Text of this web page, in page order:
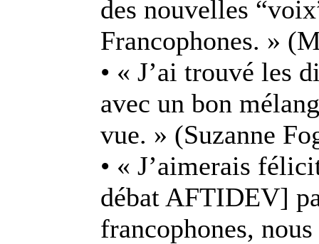
des nouvelles
Francophones. »
• « J’ai trouvé les
avec un bon
vue. » (Suzanne
• « J’aimerais
débat AFTIDEV]
francophones,